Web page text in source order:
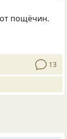
пощёчин.
13